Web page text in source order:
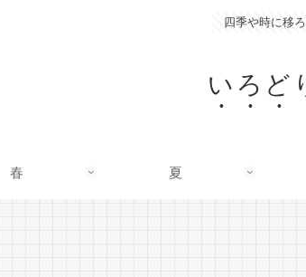
四季や時に移
いろど
春 夏